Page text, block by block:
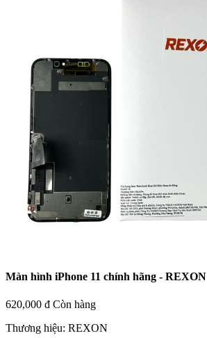
Màn hình iPhone 11 chính hãng - REXON
620,000 đ Còn hàng
Thương hiệu: REXON